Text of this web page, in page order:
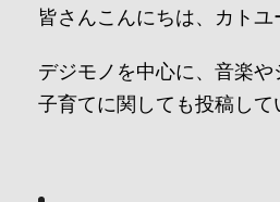
皆さんこんにちは、カトユ
デジモノを中心に、音楽
子育てに関しても投稿して